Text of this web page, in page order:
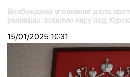
Возбуждено уголовное дело
ранивших пожилую пару под
15/01/2025 10:31